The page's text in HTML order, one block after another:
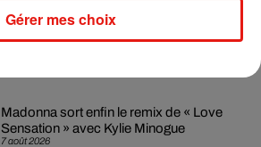
7 août 2026
7 août 2026
Madonna sort enfin le remix de « Love
Sensation » avec Kylie Minogue
Gérer mes choix